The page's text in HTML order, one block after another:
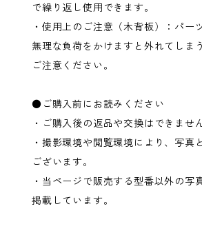
で繰り返し使用できます。
・使用上のご注意（木背板）：パー
無理な負荷をかけますと外れてしま
ご注意ください。
●ご購入前にお読みください
・ご購入後の返品や交換はできません
・撮影環境や閲覧環境により、写真
ございます。
・当ページで販売する型番以外の写
掲載しています。